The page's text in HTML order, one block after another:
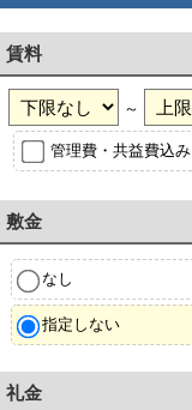
賃料
～
管理費・共益費込み
敷金
なし
指定しない
礼金